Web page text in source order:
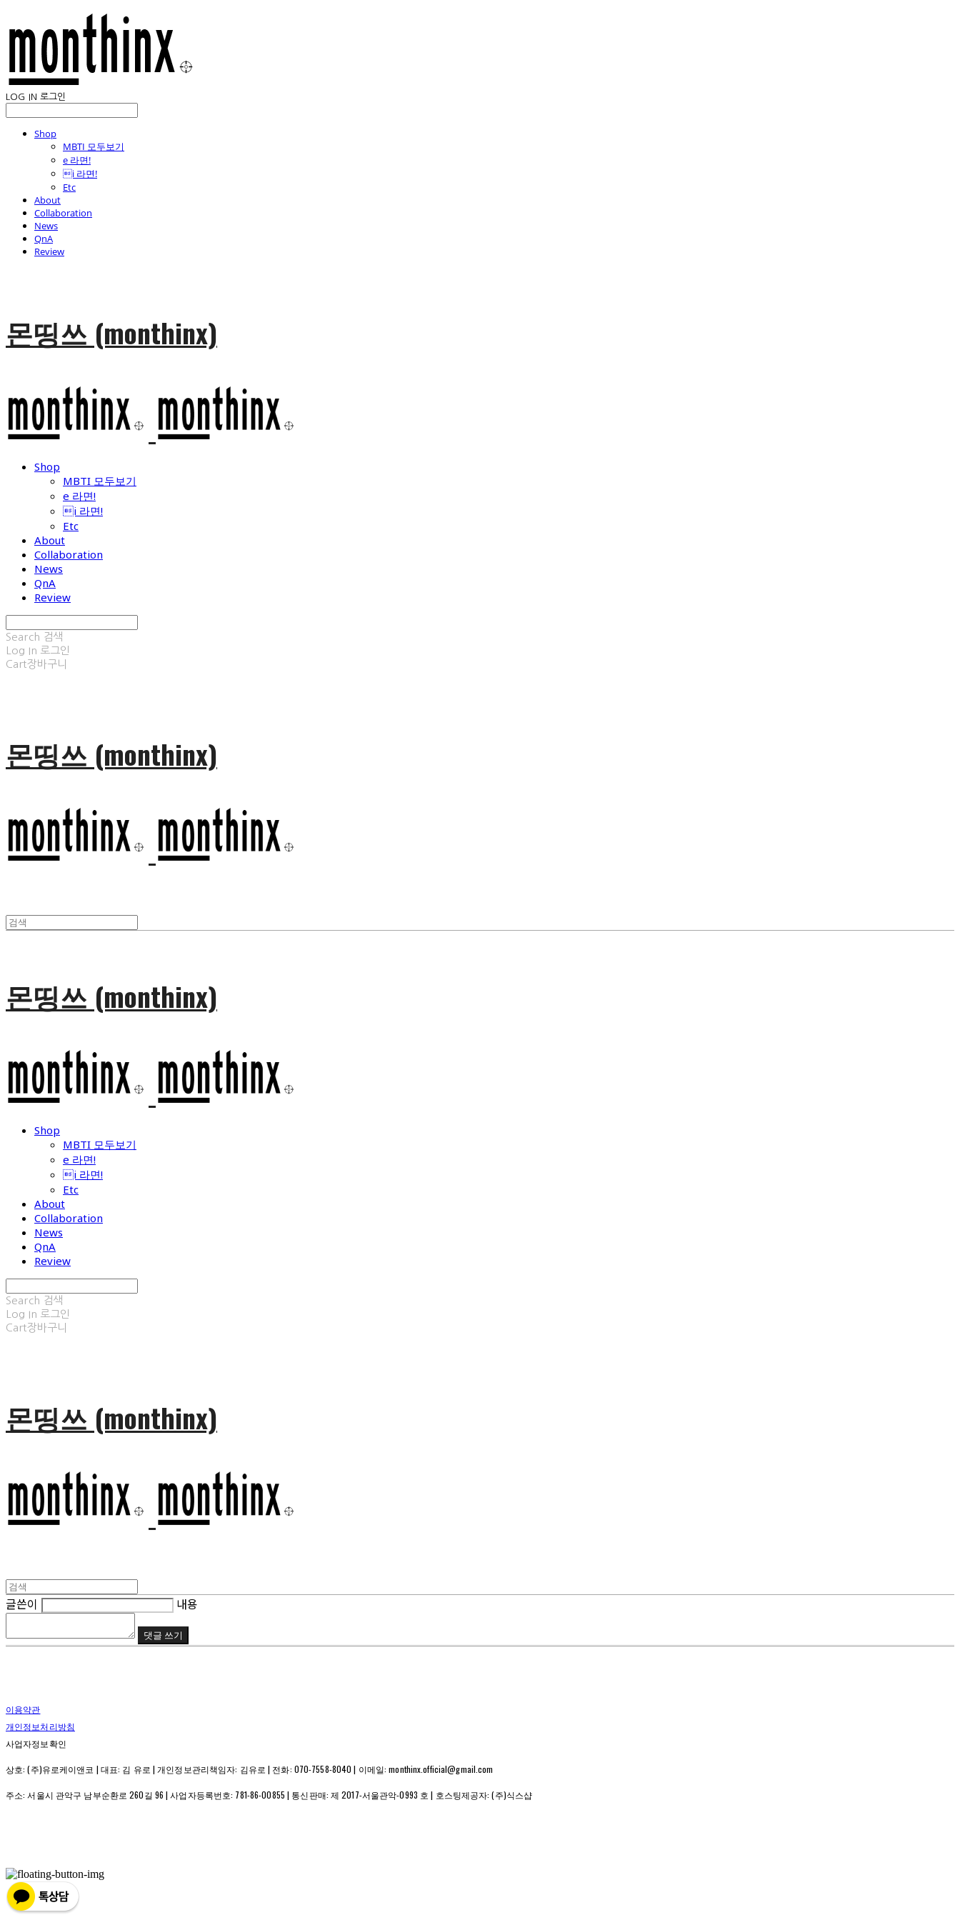
LOG IN 로그인
Shop
MBTI 모두보기
e 라면!
i 라면!
Etc
About
Collaboration
News
QnA
Review
몬띵쓰 (monthinx)
Shop
MBTI 모두보기
e 라면!
i 라면!
Etc
About
Collaboration
News
QnA
Review
Search 검색
Log In 로그인
Cart장바구니
몬띵쓰 (monthinx)
몬띵쓰 (monthinx)
Shop
MBTI 모두보기
e 라면!
i 라면!
Etc
About
Collaboration
News
QnA
Review
Search 검색
Log In 로그인
Cart장바구니
몬띵쓰 (monthinx)
글쓴이 내용
댓글 쓰기
이용약관
개인정보처리방침
사업자정보확인
상호: (주)유로케이앤코 | 대표: 김 유로 | 개인정보관리책임자: 김유로 | 전화: 070-7558-8040 | 이메일: monthinx.official@gmail.com
주소: 서울시 관악구 남부순환로 260길 96 | 사업자등록번호: 781-86-00855 | 통신판매: 제 2017-서울관악-0993 호 | 호스팅제공자: (주)식스샵